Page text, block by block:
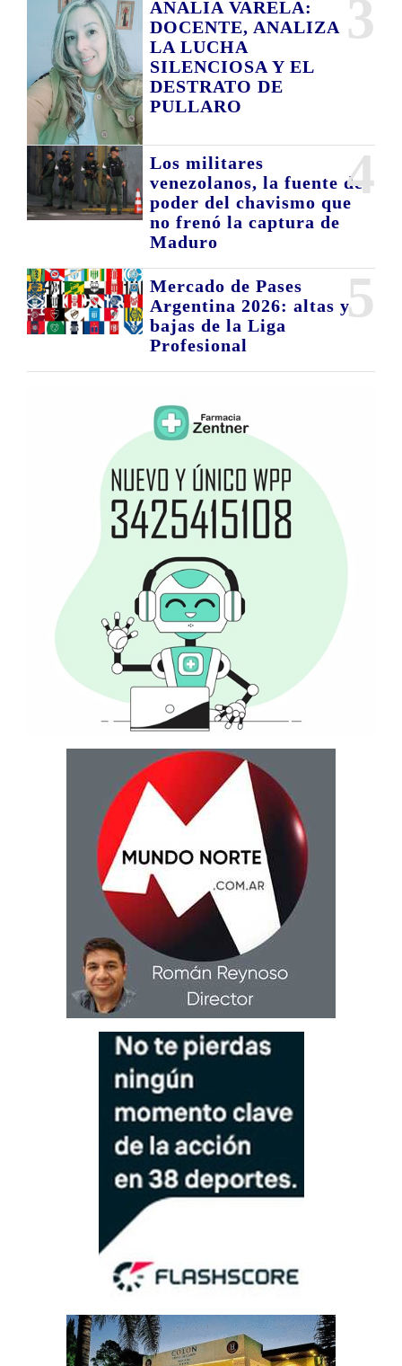
3
ANALIA VARELA:
DOCENTE, ANALIZA
LA LUCHA
SILENCIOSA Y EL
DESTRATO DE
PULLARO
4
Los militares
venezolanos, la fuente de
poder del chavismo que
no frenó la captura de
Maduro
5
Mercado de Pases
Argentina 2026: altas y
bajas de la Liga
Profesional